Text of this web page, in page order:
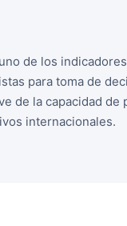
de los
para toma de
de la capacidad de
internacionales.